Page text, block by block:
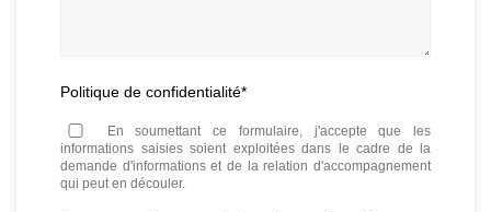
Politique de confidentialité*
En soumettant ce formulaire, j'accepte que les
informations saisies soient exploitées dans le cadre de la
demande d'informations et de la relation d'accompagnement
qui peut en découler.